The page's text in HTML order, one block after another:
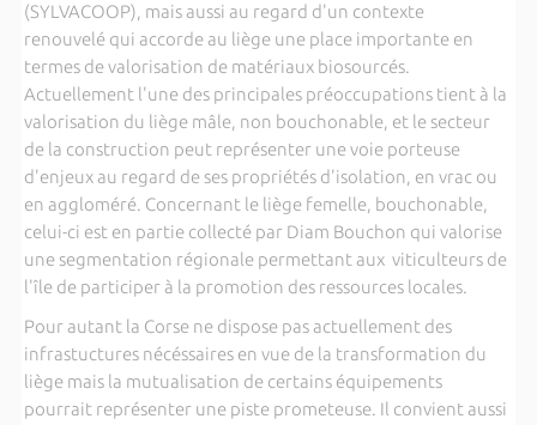
(SYLVACOOP), mais aussi au regard d'un contexte
renouvelé qui accorde au liège une place importante en
termes de valorisation de matériaux biosourcés.
Actuellement l'une des principales préoccupations tient à la
valorisation du liège mâle, non bouchonable, et le secteur
de la construction peut représenter une voie porteuse
d'enjeux au regard de ses propriétés d'isolation, en vrac ou
en aggloméré. Concernant le liège femelle, bouchonable,
celui-ci est en partie collecté par Diam Bouchon qui valorise
une segmentation régionale permettant aux viticulteurs de
l'île de participer à la promotion des ressources locales.
Pour autant la Corse ne dispose pas actuellement des
infrastuctures nécéssaires en vue de la transformation du
liège mais la mutualisation de certains équipements
pourrait représenter une piste prometeuse. Il convient aussi